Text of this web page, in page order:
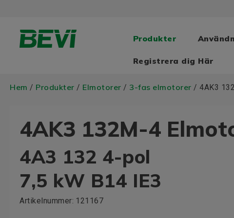
Produkter
Registrera dig Här
Hem / Produkter / Elmotorer / 3-fas elmotorer / 4AK3
4AK3 132M-4
4A3 132 4-pol
7,5 kW B14 IE3
Artikelnummer: 121167